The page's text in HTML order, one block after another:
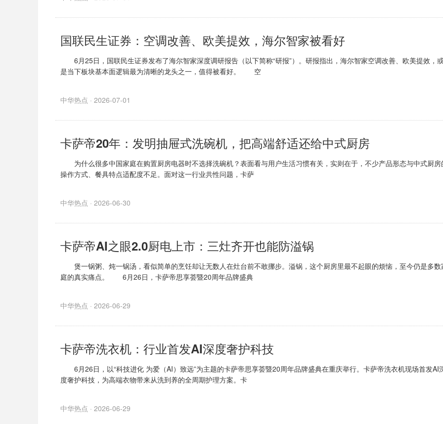
国联民生证券：空调改善、欧美提效，海尔智家被看好
6月25日，国联民生证券发布了海尔智家深度调研报告（以下简称“研报”）。研报指出，海尔智家空调改善、欧美提效，
是当下板块基本面逻辑最为清晰的龙头之一，值得被看好。 空
中华热点 · 2026-07-01
卡萨帝20年：发明抽屉式洗碗机，把高端舒适还给中式厨房
为什么很多中国家庭在购置厨房电器时不选择洗碗机？表面看与用户生活习惯有关，实则在于，不少产品形态与中式厨房
操作方式、餐具特点适配度不足。面对这一行业共性问题，卡萨
中华热点 · 2026-06-30
卡萨帝AI之眼2.0厨电上市：三灶齐开也能防溢锅
煲一锅粥、炖一锅汤，看似简单的烹饪却让无数人在灶台前不敢挪步。溢锅，这个厨房里最不起眼的烦恼，至今仍是多数
庭的真实痛点。 6月26日，卡萨帝思享荟暨20周年品牌盛典
中华热点 · 2026-06-29
卡萨帝洗衣机：行业首发AI深度奢护科技
6月26日，以“科技进化 为爱（AI）致远”为主题的卡萨帝思享荟暨20周年品牌盛典在重庆举行。卡萨帝洗衣机现场首发AI
度奢护科技，为高端衣物带来从洗到养的全周期护理方案。卡
中华热点 · 2026-06-29